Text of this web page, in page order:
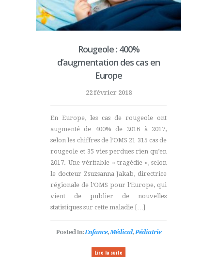
Rougeole : 400%
d’augmentation des cas en
Europe
22 février 2018
En Europe, les cas de rougeole ont
augmenté de 400% de 2016 à 2017,
selon les chiffres de l’OMS 21 315 cas de
rougeole et 35 vies perdues rien qu’en
2017. Une véritable « tragédie », selon
le docteur Zsuzsanna Jakab, directrice
régionale de l’OMS pour l’Europe, qui
vient de publier de nouvelles
statistiques sur cette maladie […]
Posted In:Enfance,Médical,Pédiatrie
Lire la suite